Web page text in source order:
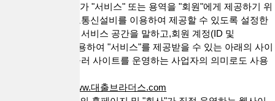
1. "사이트"란 "회사"가 "서비스" 또는 용역을 "회원"에게 제공하기 위
하여 컴퓨터 등 정보통신설비를 이용하여 제공할 수 있도록 설정한
가상의 영업장 또는 서비스 공간을 말하고,회원 계정(ID 및
PASSWORD)을 이용하여 "서비스"를 제공받을 수 있는 아래의 사이
트를 말합니다. 아울러 사이트를 운영하는 사업자의 의미로도 사용
www.대출브라더스.com